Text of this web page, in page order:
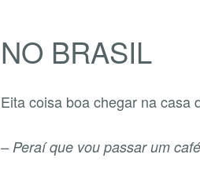
NO BRASIL
Eita coisa boa chegar na casa
– Peraí que vou passar um